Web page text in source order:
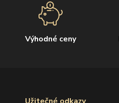
Výhodné ceny